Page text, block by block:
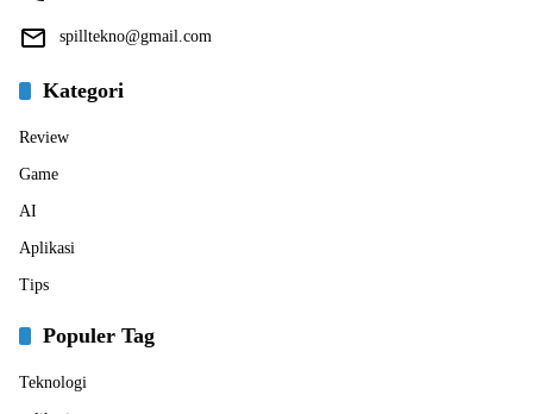
spilltekno@gmail.com
Kategori
Review
Game
AI
Aplikasi
Tips
Populer Tag
Teknologi